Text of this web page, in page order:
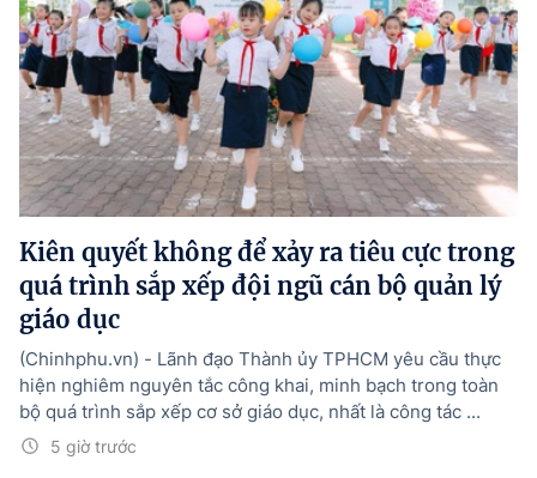
Kiên quyết không để xảy ra tiêu cực trong
quá trình sắp xếp đội ngũ cán bộ quản lý
giáo dục
5 giờ trước
(Chinhphu.vn) - Lãnh đạo Thành ủy TPHCM yêu cầu thực
hiện nghiêm nguyên tắc công khai, minh bạch trong toàn
bộ quá trình sắp xếp cơ sở giáo dục, nhất là công tác ...